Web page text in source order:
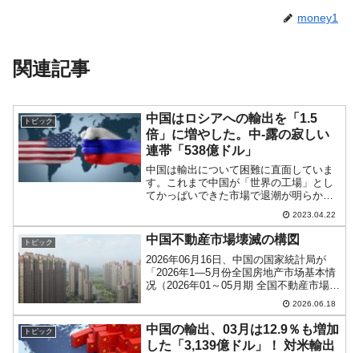
money1
関連記事
トピック
中国はロシアへの輸出を「1.5
倍」に増やした。中-露の寂しい
連帯「538億ドル」
中国は輸出について困難に直面していま
す。これまで中国が「世界の工場」とし
てかっぱいできた市場で退潮が明らかだ
からです。2023年04月13日に中国の海関
総署（税関です）が公開したデータを見
てみると以下のようになっています。
↑Googleの自...
2023.04.22
トピック 中国不動産市場壊滅の構図
2026年06月16日、中国の国家統計局が
「2026年1—5月份全国房地产市场基本情
况（2026年01～05月期 全国不動産市場の
基本状況）」を公表しました。毎度おな
じみですが、中国の不動産市場の底なし
沼の現状を見てみましょう。一、不動産
開...
2026.06.18
トピック
中国の輸出、03月は12.9％も増加
した「3,139億ドル」！ 対米輸出